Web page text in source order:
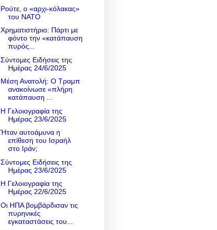
Ρούτε, ο «αρχι-κόλακας»
του ΝΑΤΟ
Χρηματιστήριο: Πάρτι με
φόντο την «κατάπαυση
πυρός...
Σύντομες Ειδήσεις της
Ημέρας 24/6/2025
Μέση Ανατολή: Ο Τραμπ
ανακοίνωσε «πλήρη
κατάπαυση ...
Η Γελοιογραφία της
Ημέρας 23/6/2025
Ήταν αυτοάμυνα η
επίθεση του Ισραήλ
στο Ιράν;
Σύντομες Ειδήσεις της
Ημέρας 23/6/2025
Η Γελοιογραφία της
Ημέρας 22/6/2025
Οι ΗΠΑ βομβάρδισαν τις
πυρηνικές
εγκαταστάσεις του...